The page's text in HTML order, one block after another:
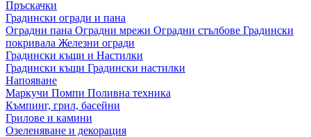
Пръскачки
Градински огради и пана
Оградни пана Оградни мрежи Оградни стълбове Градински
покривала Железни огради
Градински къщи и Настилки
Градински къщи Градински настилки
Напояване
Маркучи Помпи Поливна техника
Къмпинг, грил, басейни
Грилове и камини
Озеленяване и декорация